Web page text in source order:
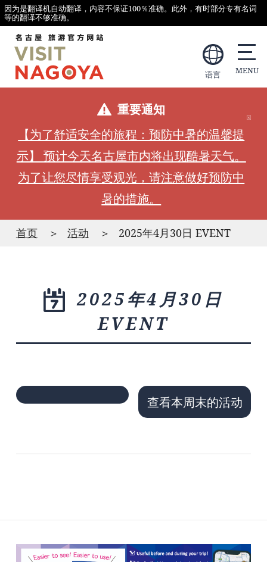
因为是翻译机自动翻译，内容不保证100％准确。此外，有时部分专有名词
等的翻译不够准确。
语言
重要通知
【为了舒适安全的旅程：预防中暑的温馨提
示】 预计今天名古屋市内将出现酷暑天气。
为了让您尽情享受观光，请注意做好预防中
暑的措施。
首页 活动 2025年4月30日 EVENT
2025年4月30日
EVENT
查看本周末的活动